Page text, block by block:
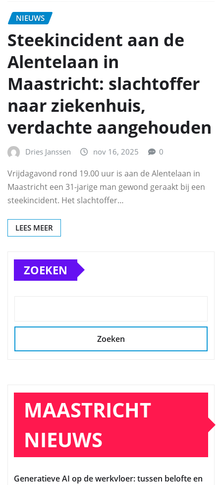
NIEUWS
Steekincident aan de
Alentelaan in
Maastricht: slachtoffer
naar ziekenhuis,
verdachte aangehouden
Dries Janssen nov 16, 2025 0
Vrijdagavond rond 19.00 uur is aan de Alentelaan in
Maastricht een 31-jarige man gewond geraakt bij een
steekincident. Het slachtoffer…
LEES MEER
ZOEKEN
Zoeken
MAASTRICHT
NIEUWS
Generatieve AI op de werkvloer: tussen belofte en